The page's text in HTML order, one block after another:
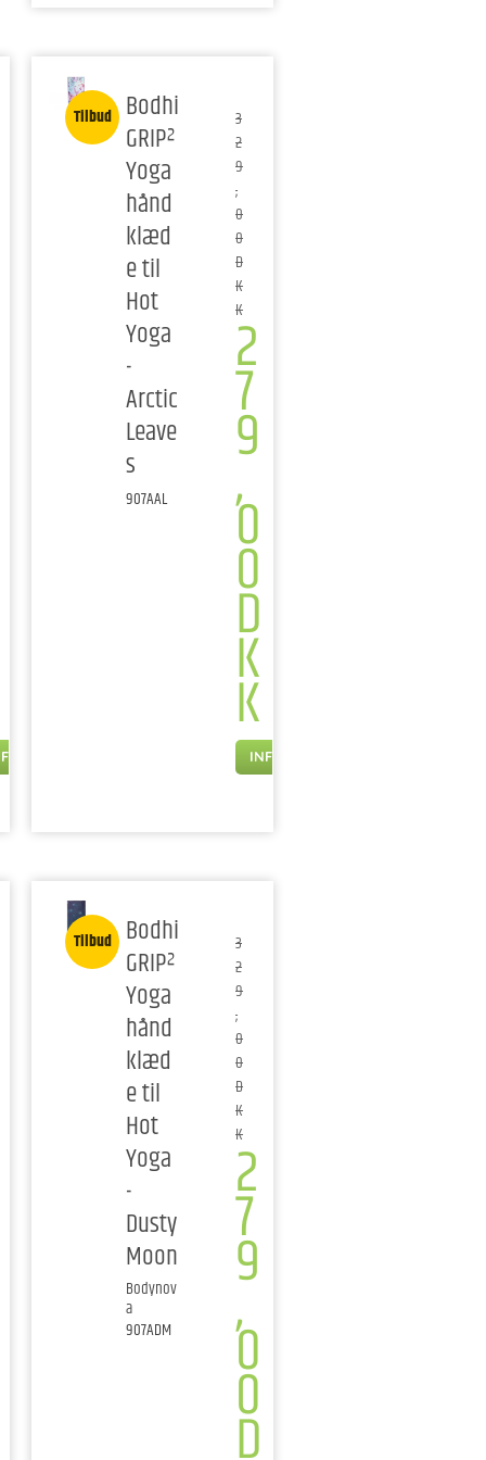
Tilbud Bodhi
GRIP²
Yoga
hånd
klæd
e til
Hot
Yoga
-
Arctic
Leave
s
907AAL
3
2
9
,
0
0
D
K
K
2
7
9
,
0
0
D
K
K
INFO
Tilbud Bodhi
GRIP²
Yoga
hånd
klæd
e til
Hot
Yoga
-
Dusty
Moon
Bodynov
a
907ADM
3
2
9
,
0
0
D
K
K
2
7
9
,
0
0
D